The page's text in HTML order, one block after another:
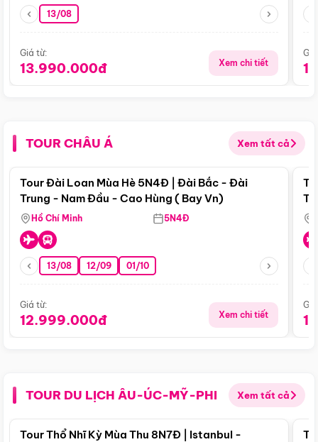
13/08
Giá từ:
13.990.000đ Xem chi tiết
TOUR CHÂU Á Xem tất cả
Điểm nổi bật
Tour Đài Loan Mùa Hè 5N4Đ | Đài Bắc - Đài
Trung - Nam Đầu - Cao Hùng ( Bay Vn)
Hồ Chí Minh 5N4Đ
13/08 12/09 01/10
Giá từ:
12.999.000đ Xem chi tiết
TOUR DU LỊCH ÂU-ÚC-MỸ-PHI Xem tất cả
Điểm nổi bật
Tour Thổ Nhĩ Kỳ Mùa Thu 8N7Đ | Istanbul -